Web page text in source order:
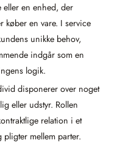
eller en enhed, der
køber en vare. I service
unikke behov,
indgår som en
logik.
disponerer over noget
eller udstyr. Rollen
relation i et
pligter mellem parter.